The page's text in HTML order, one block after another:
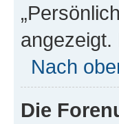
angezeigt.
Nach
Die